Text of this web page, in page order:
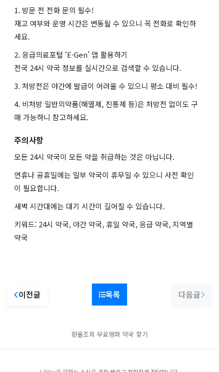
1. 방문 전 전화 문의 필수!
재고 여부와 운영 시간은 변동될 수 있으니 꼭 전화로 확인하
세요.
2. 응급의료포털 ‘E-Gen’ 앱 활용하기
전국 24시 약국 정보를 실시간으로 검색할 수 있습니다.
3. 처방전은 야간에 발급이 어려울 수 있으니 평소 대비 필수!
4. 비처방 일반의약품(해열제, 진통제 등)은 처방전 없이도 구
매 가능하니 참고하세요.
주의사항
모든 24시 약국이 모든 약을 취급하는 것은 아닙니다.
연휴나 공휴일에는 일부 약국이 휴무일 수 있으니 사전 확인
이 필요합니다.
새벽 시간대에는 대기 시간이 길어질 수 있습니다.
키워드: 24시 약국, 야간 약국, 휴일 약국, 응급 약국, 지역별
약국
이전글 목록 다음글
환율조회 무료영화 약국 찾기